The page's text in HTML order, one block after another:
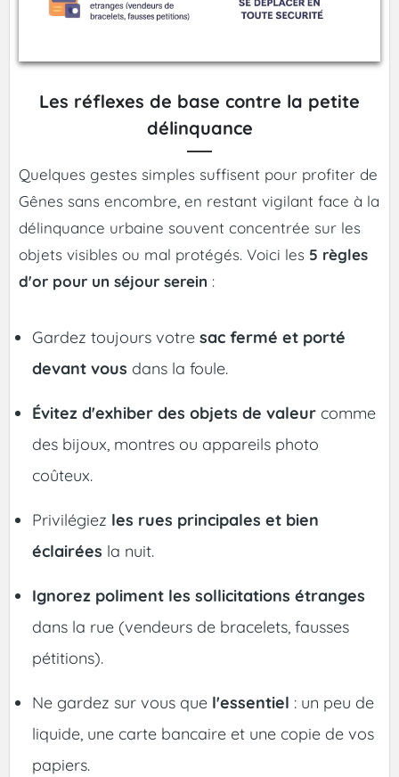
Les réflexes de base contre la petite
délinquance
Quelques gestes simples suffisent pour profiter de
Gênes sans encombre, en restant vigilant face à la
délinquance urbaine souvent concentrée sur les
objets visibles ou mal protégés. Voici les 5 règles
d'or pour un séjour serein :
Gardez toujours votre sac fermé et porté
devant vous dans la foule.
Évitez d'exhiber des objets de valeur comme
des bijoux, montres ou appareils photo
coûteux.
Privilégiez les rues principales et bien
éclairées la nuit.
Ignorez poliment les sollicitations étranges
dans la rue (vendeurs de bracelets, fausses
pétitions).
Ne gardez sur vous que l'essentiel : un peu de
liquide, une carte bancaire et une copie de vos
papiers.